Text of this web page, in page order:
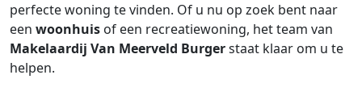
perfecte woning te vinden. Of u nu op zoek bent naar
een woonhuis of een recreatiewoning, het team van
Makelaardij Van Meerveld Burgerstaat klaar om u te
helpen.